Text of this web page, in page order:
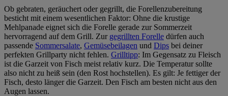
Ob gebraten, geräuchert oder gegrillt, die Forellenzubereitung
besticht mit einem wesentlichen Faktor: Ohne die krustige
Mehlpanade eignet sich die Forelle gerade zur Sommerzeit
hervorragend auf dem Grill. Zur gegrillten Forelle dürfen auch
passende Sommersalate, Gemüsebeilagen und Dips bei deiner
perfekten Grillparty nicht fehlen. Grilltipp: Im Gegensatz zu Fleisch
ist die Garzeit von Fisch meist relativ kurz. Die Temperatur sollte
also nicht zu heiß sein (den Rost hochstellen). Es gilt: Je fettiger der
Fisch, desto länger die Garzeit. Den Fisch am besten nicht aus den
Augen lassen.